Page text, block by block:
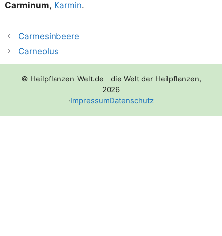
Car­mi­num, Kar­min.
Carmesinbeere
Carneolus
© Heilpflanzen-Welt.de - die Welt der Heilpflanzen,
2026
·ImpressumDatenschutz